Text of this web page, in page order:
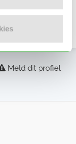
Meld dit profiel